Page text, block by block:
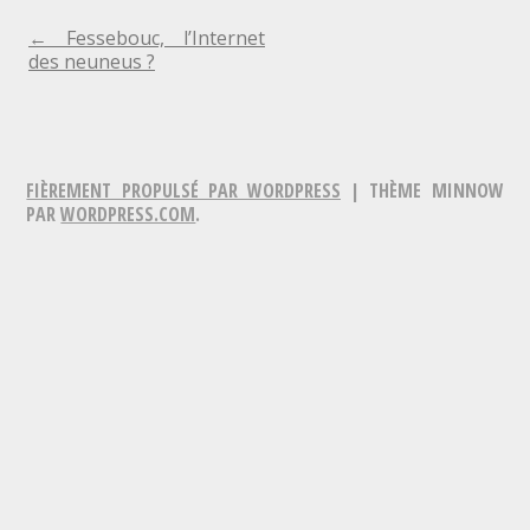
NAVIGATION
←
Fessebouc, l’Internet
des neuneus ?
FIÈREMENT PROPULSÉ PAR WORDPRESS | THÈME MINNOW
PARWORDPRESS.COM.